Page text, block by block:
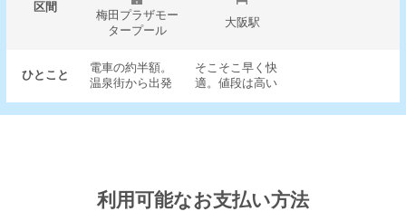
区間
梅田プラザモー
タープール
大阪駅
ひとこと
電車の約半額。
温泉街から出発
そこそこ早く快
適。値段は高い
利用可能なお支払い方法